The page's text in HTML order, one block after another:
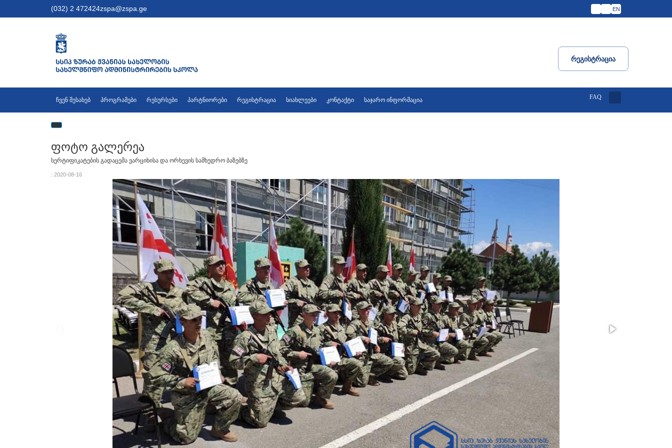
(032) 2 472424zspa@zspa.ge EN
Რეგისტრაცია
ჩვენ შესახებ პროგრამები რესურსები პარტნიორები რეგისტრაცია სიახლეები კონტაქტი საჯარო ინფორმაცია FAQ
ფოტო გალერეა
სერტიფიკატების გადაცემა ვარციხისა და ორხევის სამხედრო ბაზებზე
: 2020-08-16